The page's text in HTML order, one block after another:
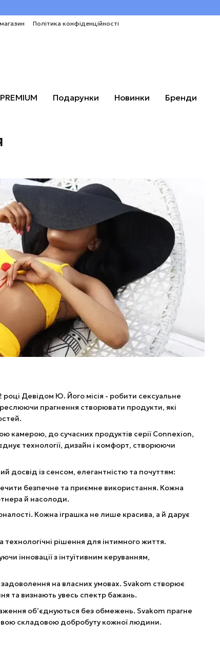
Політика конфіденційності
PREMIUM Подарунки Новинки Бренди
Девідом Ю. Його місія - робити сексуальне
прагнення створювати продукти, які
камерою, до сучасних продуктів серії Connexion,
технології, дизайн і комфорт, створюючи
досвід із сенсом, елегантністю та почуттям:
безпечне та приємне використання. Кожна
й насолоди.
Кожна іграшка не лише красива, а й дарує
рішення для інтимного життя.
інновації з інтуїтивним керуванням,
на власних умовах. Svakom створює
та визнають увесь спектр бажань.
об’єднуються без обмежень. Svakom прагне
складовою добробуту кожної людини.